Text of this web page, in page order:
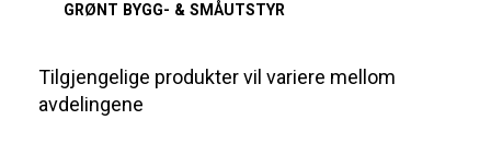
GRØNT BYGG- & SMÅUTSTYR
Tilgjengelige produkter vil variere mellom
avdelingene